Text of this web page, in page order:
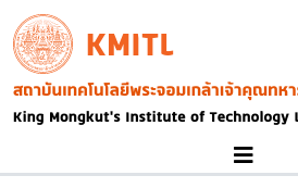
Skip to main content
KMITL
Image